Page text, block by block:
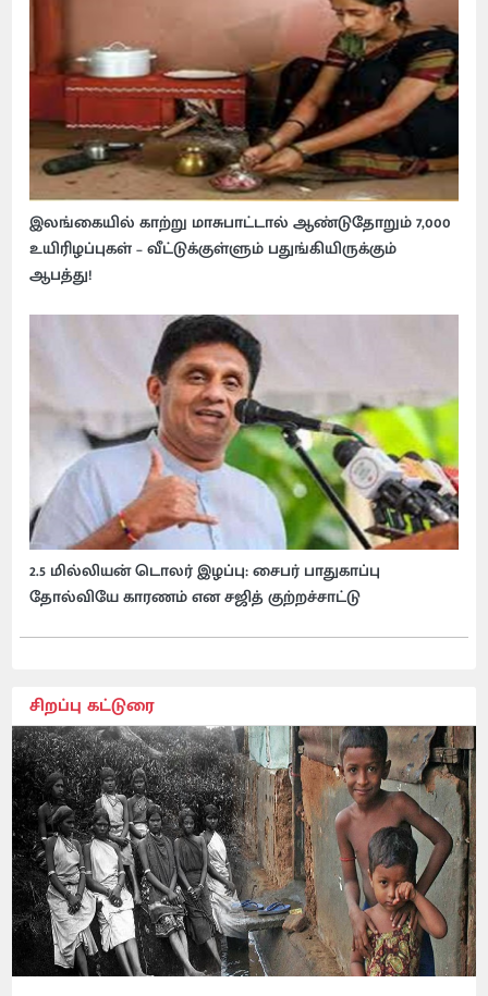
இலங்கையில் காற்று மாசுபாட்டால் ஆண்டுதோறும் 7,000
உயிரிழப்புகள் – வீட்டுக்குள்ளும் பதுங்கியிருக்கும்
ஆபத்து!
2.5 மில்லியன் டொலர் இழப்பு: சைபர் பாதுகாப்பு
தோல்வியே காரணம் என சஜித் குற்றச்சாட்டு
சிறப்பு கட்டுரை